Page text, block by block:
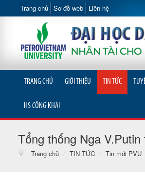
Trang chủ Sơ đồ web Liên hệ
TRANG CHỦ GIỚI THIỆU TIN TỨC
HS CÔNG KHAI
Tổng thống Nga
Trang chủ / TIN TỨC / Tin mới PVU